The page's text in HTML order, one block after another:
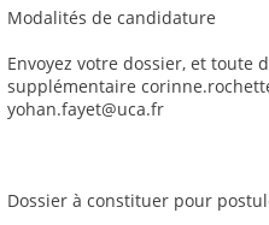
Modalités de candidature
Envoyez votre dossier, et toute
supplémentaire
yohan.fayet@uca.fr
Dossier à constituer pour